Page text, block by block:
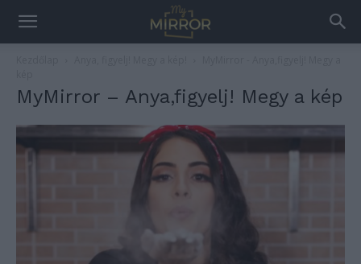
MyMirror – Anya,figyelj! Megy a kép